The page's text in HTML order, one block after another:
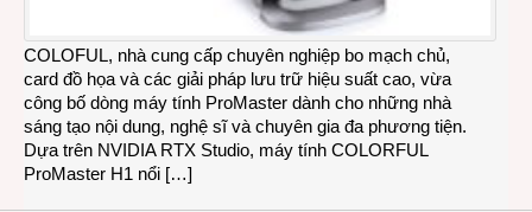
COLOFUL, nhà cung cấp chuyên nghiệp bo mạch chủ,
card đồ họa và các giải pháp lưu trữ hiệu suất cao, vừa
công bố dòng máy tính ProMaster dành cho những nhà
sáng tạo nội dung, nghệ sĩ và chuyên gia đa phương tiện.
Dựa trên NVIDIA RTX Studio, máy tính COLORFUL
ProMaster H1 nổi […]